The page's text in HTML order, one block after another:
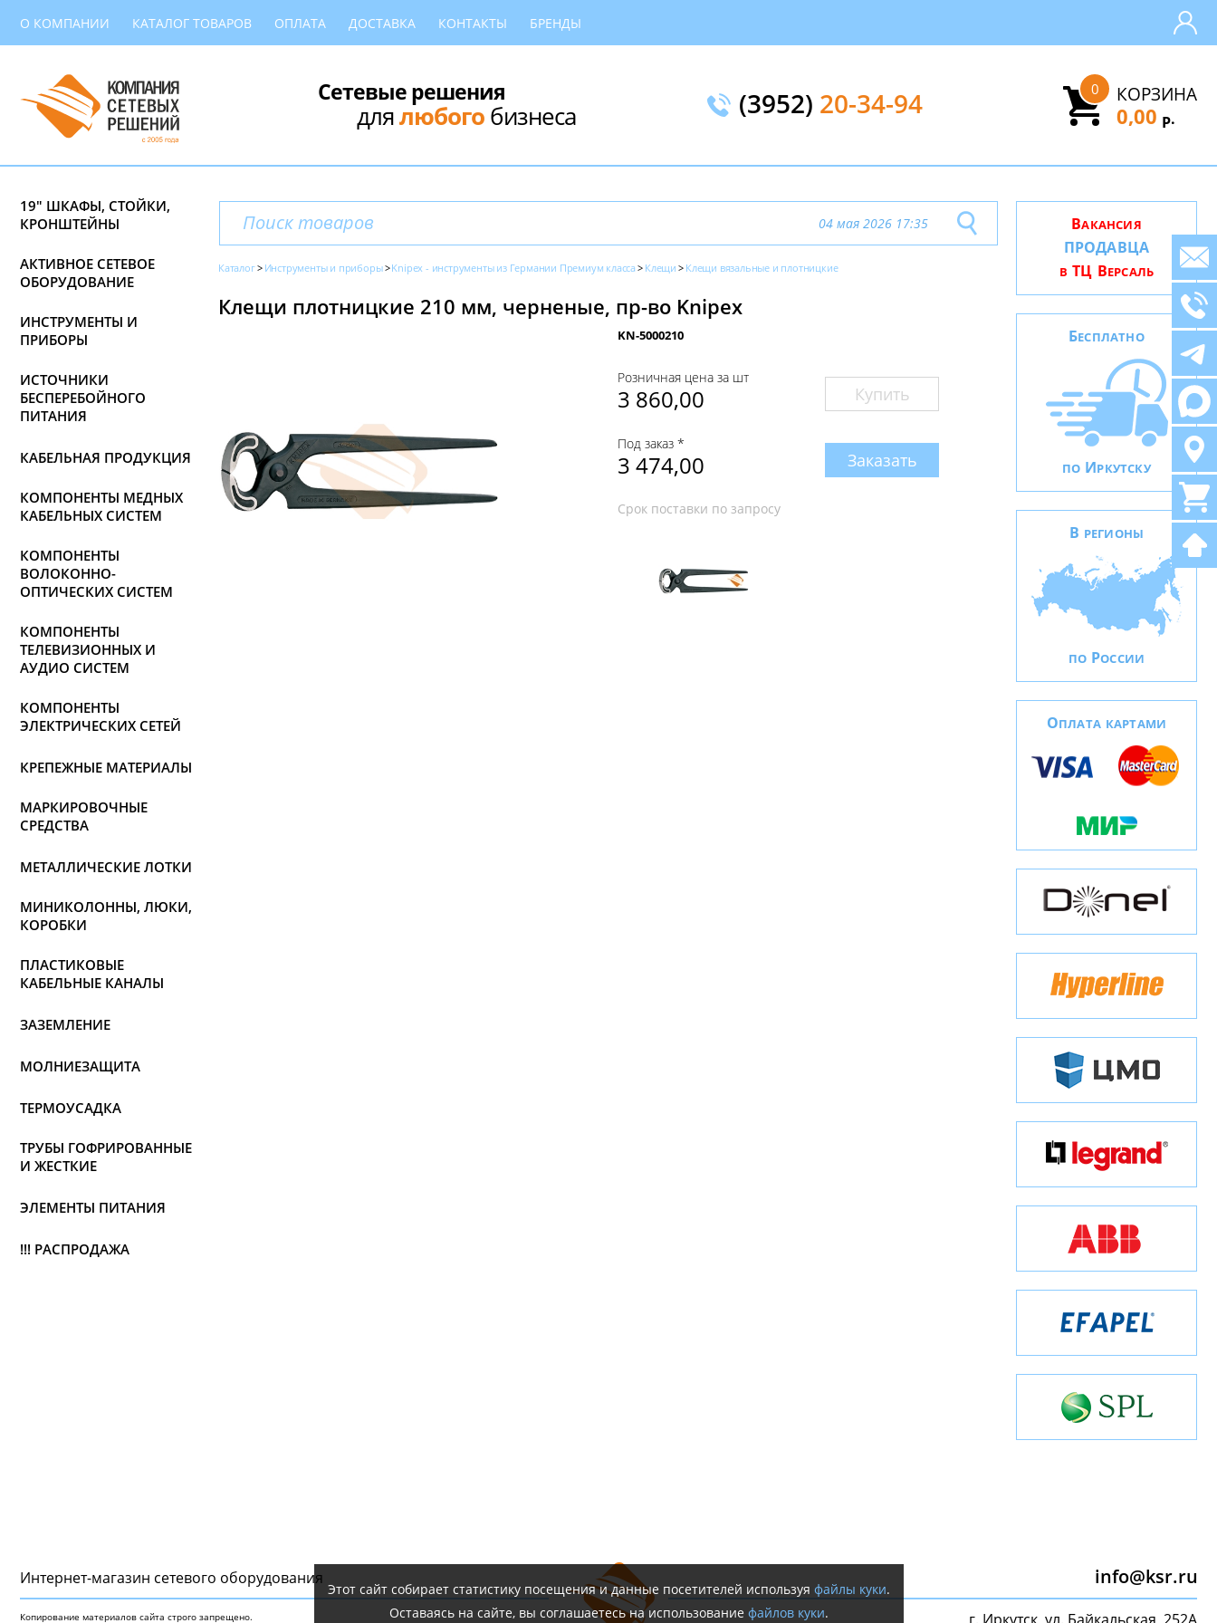
О КОМПАНИИ КАТАЛОГ ТОВАРОВ ОПЛАТА ДОСТАВКА КОНТАКТЫ БРЕНДЫ
Сетевые решения
длялюбогобизнеса (3952) 20-34-94 КОРЗИНА
0
0,00 Р.
19" ШКАФЫ, СТОЙКИ,
КРОНШТЕЙНЫ
АКТИВНОЕ СЕТЕВОЕ
ОБОРУДОВАНИЕ
ИНСТРУМЕНТЫ И
ПРИБОРЫ
ИСТОЧНИКИ
БЕСПЕРЕБОЙНОГО
ПИТАНИЯ
КАБЕЛЬНАЯ ПРОДУКЦИЯ
КОМПОНЕНТЫ МЕДНЫХ
КАБЕЛЬНЫХ СИСТЕМ
КОМПОНЕНТЫ
ВОЛОКОННО-
ОПТИЧЕСКИХ СИСТЕМ
КОМПОНЕНТЫ
ТЕЛЕВИЗИОННЫХ И
АУДИО СИСТЕМ
КОМПОНЕНТЫ
ЭЛЕКТРИЧЕСКИХ СЕТЕЙ
КРЕПЕЖНЫЕ МАТЕРИАЛЫ
МАРКИРОВОЧНЫЕ
СРЕДСТВА
МЕТАЛЛИЧЕСКИЕ ЛОТКИ
МИНИКОЛОННЫ, ЛЮКИ,
КОРОБКИ
ПЛАСТИКОВЫЕ
КАБЕЛЬНЫЕ КАНАЛЫ
ЗАЗЕМЛЕНИЕ
МОЛНИЕЗАЩИТА
ТЕРМОУСАДКА
ТРУБЫ ГОФРИРОВАННЫЕ
И ЖЕСТКИЕ
ЭЛЕМЕНТЫ ПИТАНИЯ
!!! РАСПРОДАЖА
04 мая 2026 17:35
Каталог Инструменты и приборы Knipex - инструменты из Германии Премиум класса Клещи Клещи вязальные и плотницкие
Клещи плотницкие 210 мм, черненые, пр-во Knipex
KN-5000210
Розничная цена за шт
3 860,00 Купить
Под заказ *
3 474,00 Заказать
Срок поставки по запросу
ВАКАНСИЯ
ПРОДАВЦА
В ТЦ ВЕРСАЛЬ
БЕСПЛАТНО
ПО ИРКУТСКУ
В РЕГИОНЫ
ПО РОССИИ
ОПЛАТА КАРТАМИ
Интернет-магазин сетeвого оборудования
Копирование материалов сайта строго запрещено.
info@ksr.ru
Этот сайт собирает статистику посещения и данные посетителей используя файлы куки.
Оставаясь на сайте, вы соглашаетесь на использование файлов куки.